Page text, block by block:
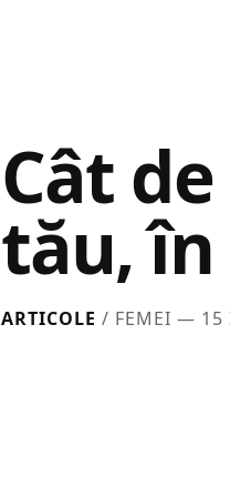
Cât
tău,
ARTICOLE / FEMEI — 15